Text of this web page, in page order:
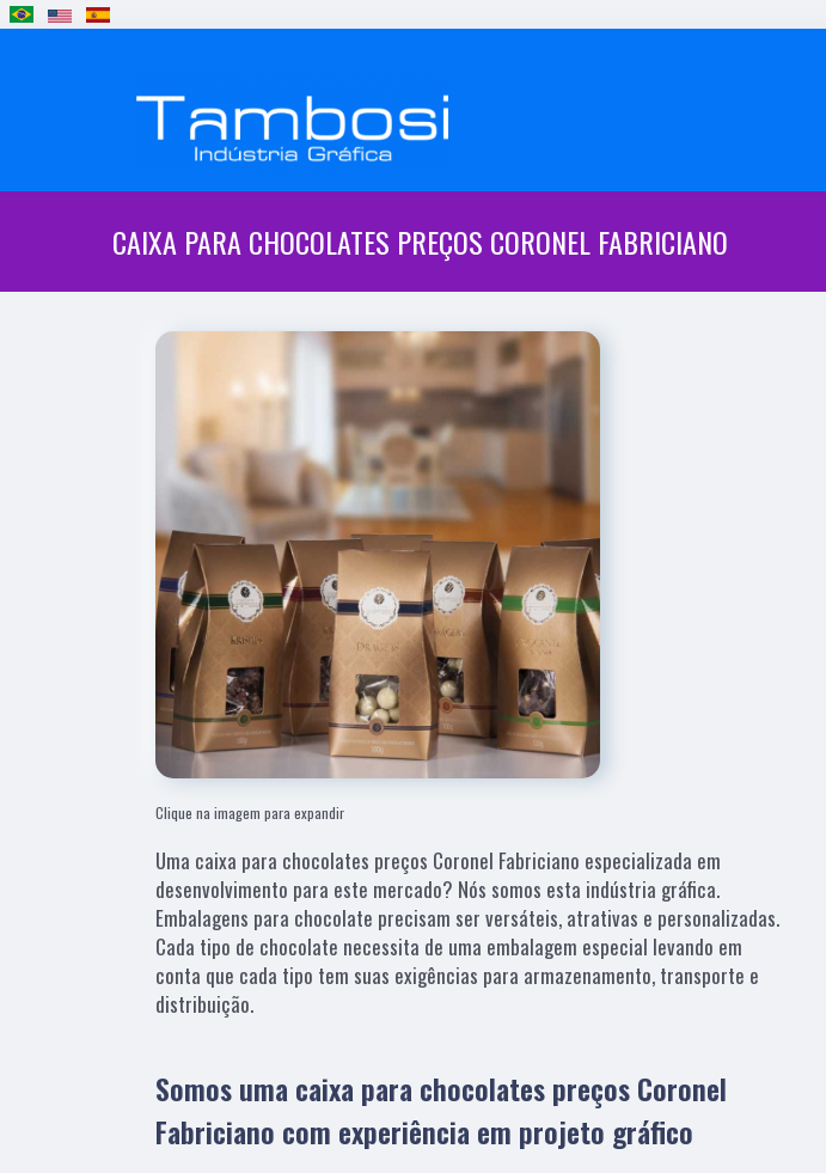
CAIXA PARA CHOCOLATES PREÇOS CORONEL FABRICIANO
Clique na imagem para expandir
Uma caixa para chocolates preços Coronel Fabriciano especializada em
desenvolvimento para este mercado? Nós somos esta indústria gráfica.
Embalagens para chocolate precisam ser versáteis, atrativas e personalizadas.
Cada tipo de chocolate necessita de uma embalagem especial levando em
conta que cada tipo tem suas exigências para armazenamento, transporte e
distribuição.
Somos uma caixa para chocolates preços Coronel
Fabriciano com experiência em projeto gráfico